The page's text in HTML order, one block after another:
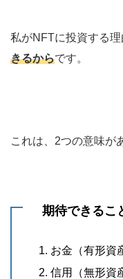
私がNFTに投資する
きるからです。
これは、2つの意味が
期待できるこ
お金（有形資
信用（無形資